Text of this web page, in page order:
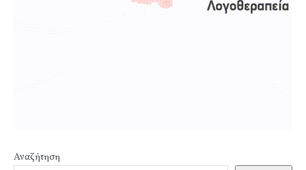
Αναζήτηση